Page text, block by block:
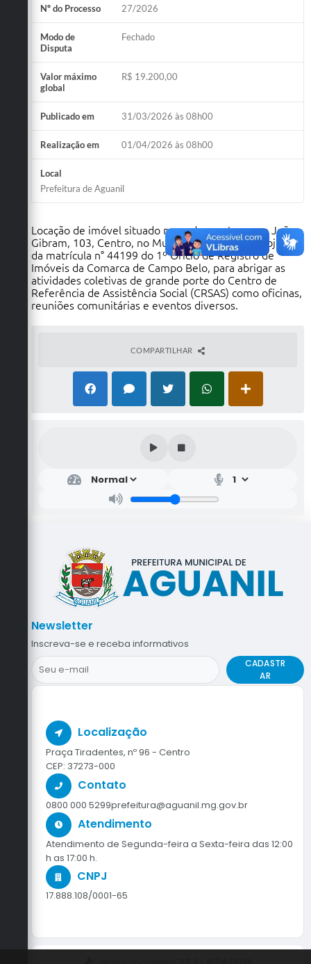
Nº do Processo 27/2026
Modo de
Disputa
Fechado
Valor máximo
global
R$ 19.200,00
Publicado em 31/03/2026 às 08h00
Realização em 01/04/2026 às 08h00
Local
Prefeitura de Aguanil
Locação de imóvel situado no endereço travessa João
Gibram, 103, Centro, no Município de Aguanil, objeto
da matrícula n° 44199 do 1º Ofício de Registro de
Imóveis da Comarca de Campo Belo, para abrigar as
atividades coletivas de grande porte do Centro de
Referência de Assistência Social (CRSAS) como oficinas,
reuniões comunitárias e eventos diversos.
COMPARTILHAR
Localização
Praça Tiradentes, nº 96 - Centro
CEP: 37273-000
Contato
0800 000 5299prefeitura@aguanil.mg.gov.br
Atendimento
Atendimento de Segunda-feira a Sexta-feira das 12:00
h as 17:00 h.
CNPJ
17.888.108/0001-65
Newsletter
Inscreva-se e receba informativos
CADASTR
AR